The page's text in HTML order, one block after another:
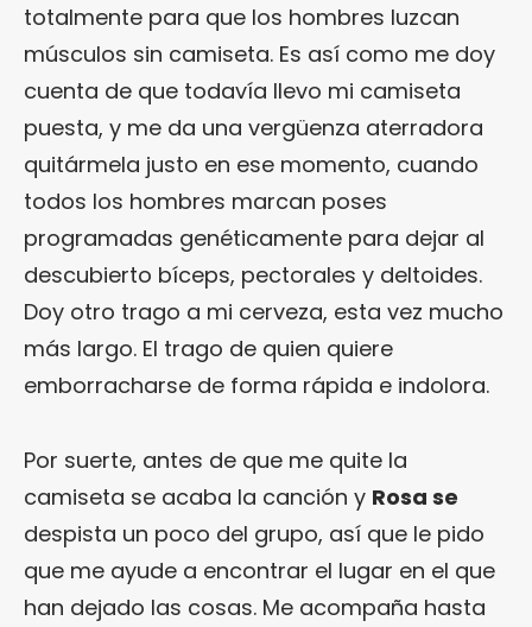
totalmente para que los hombres luzcan
músculos sin camiseta. Es así como me doy
cuenta de que todavía llevo mi camiseta
puesta, y me da una vergüenza aterradora
quitármela justo en ese momento, cuando
todos los hombres marcan poses
programadas genéticamente para dejar al
descubierto bíceps, pectorales y deltoides.
Doy otro trago a mi cerveza, esta vez mucho
más largo. El trago de quien quiere
emborracharse de forma rápida e indolora.
Por suerte, antes de que me quite la
camiseta se acaba la canción y Rosa se
despista un poco del grupo, así que le pido
que me ayude a encontrar el lugar en el que
han dejado las cosas. Me acompaña hasta